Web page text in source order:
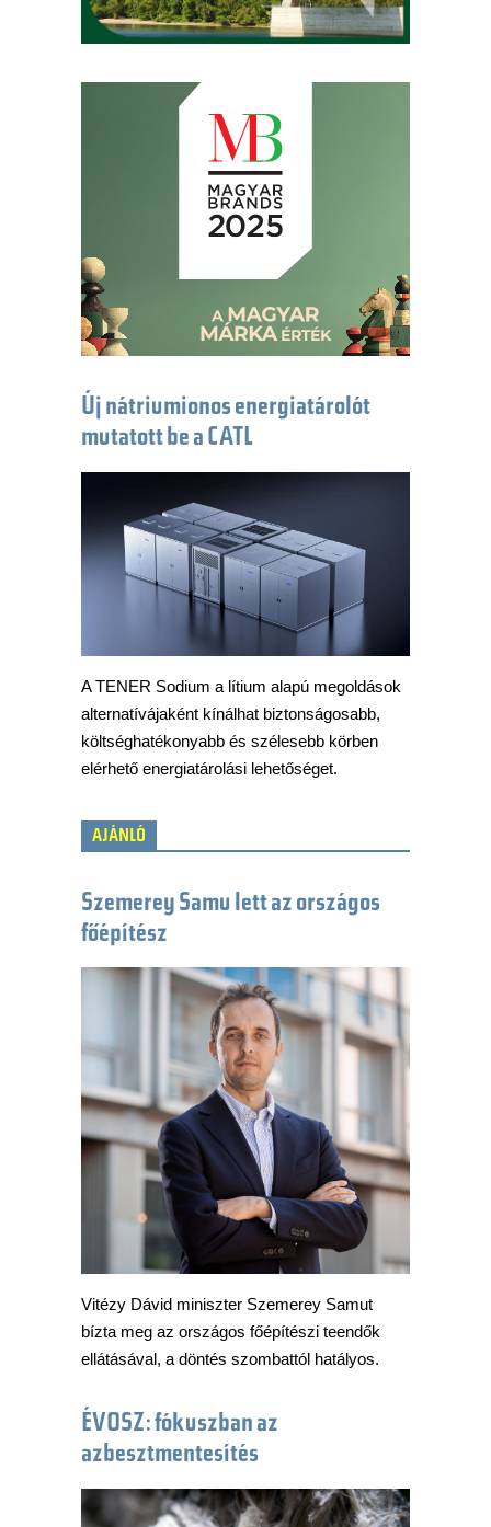
Új nátriumionos energiatárolót
mutatott be a CATL
A TENER Sodium a lítium alapú megoldások
alternatívájaként kínálhat biztonságosabb,
költséghatékonyabb és szélesebb körben
elérhető energiatárolási lehetőséget.
AJÁNLÓ
Szemerey Samu lett az országos
főépítész
Vitézy Dávid miniszter Szemerey Samut
bízta meg az országos főépítészi teendők
ellátásával, a döntés szombattól hatályos.
ÉVOSZ: fókuszban az
azbesztmentesítés